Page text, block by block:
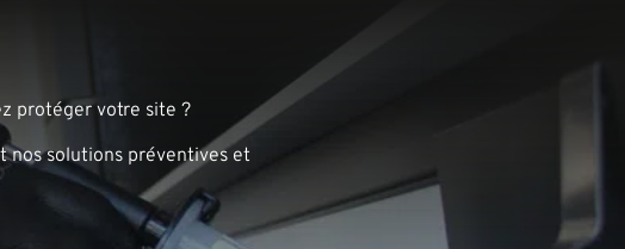
protéger votre site ?
nos solutions préventives et